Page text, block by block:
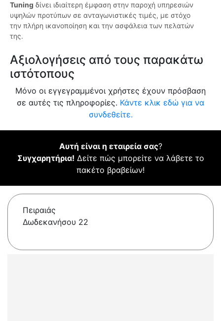
Tuning δίνει ιδιαίτερη έμφαση στην παροχή υπηρεσιών
υψηλών προτύπων σε ανταγωνιστικές τιμές, με στόχο
την πλήρη ικανοποίηση και την ασφάλεια των πελατών
της.
Αξιολογήσεις από τους παρακάτω
ιστότοπους
Μόνο οι εγγεγραμμένοι χρήστες έχουν πρόσβαση
σε αυτές τις πληροφορίες. Κάντε κλικ εδώ για να
συνδεθείτε.
Αυτή είναι η εταιρεία σας?
Συγχαρητήρια! Δείτε πώς μπορείτε να λάβετε το
πακέτο βραβείων!
Πειραιάς
Δωδεκανήσου 22